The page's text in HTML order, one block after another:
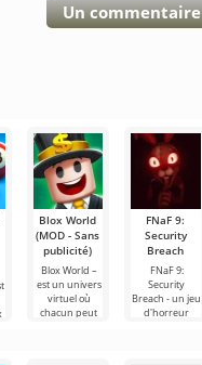
Un commentaire
Blox World
(MOD - Sans
publicité)
Blox World –
est un univers
virtuel où
chacun peut
FNaF 9:
Security
Breach
FNaF 9:
Security
Breach - un jeu
d'horreur